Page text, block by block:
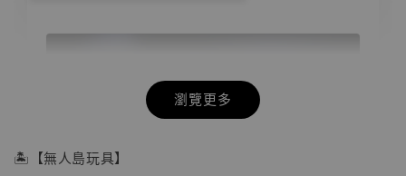
瀏覽更多
🏝【無人島玩具】